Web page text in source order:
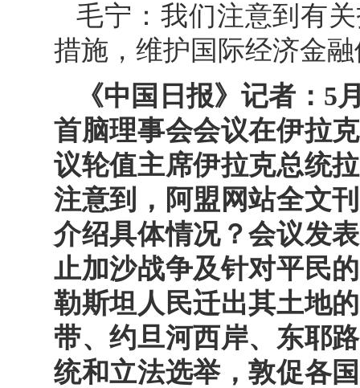
毛宁：我们注意到有
措施，维护国际经济金
《中国日报》记者：5
首脑理事会会议在伊拉
议轮值主席伊拉克总统
注意到，阿盟网站全文
介绍具体情况？会议发
止加沙战争及针对平民
勒斯坦人民迁出其土地
带、约旦河西岸、东耶
统和立法选举，敦促各